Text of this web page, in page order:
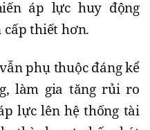
áp lực huy động
thiết hơn.
phụ thuộc đáng kể
làm gia tăng rủi ro
lực lên hệ thống tài